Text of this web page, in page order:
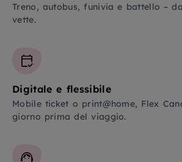
Treno, autobus, funivia e battello –
vette.
Digitale e flessibile
Mobile ticket o print@home, Flex
giorno prima del viaggio.